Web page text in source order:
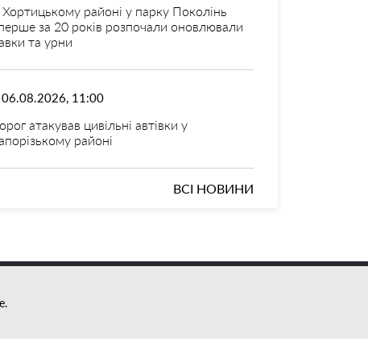
районі у парку Поколінь
за 20 років розпочали оновлювали
та урни
06.08.2026, 11:00
атакував цивільні автівки у
районі
ВСІ НОВИНИ